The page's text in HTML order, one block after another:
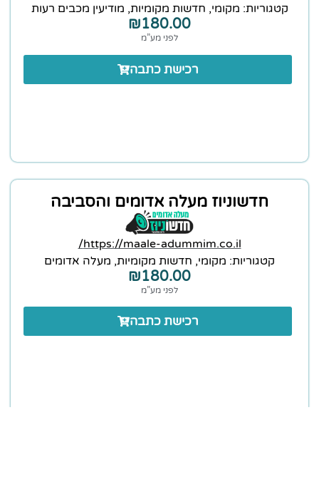
קטגוריות: מקומי, חדשות מקומיות, מודיעין מכבים רעות
₪180.00
לפני מע”מ
רכישת כתבה
חדשוניוז מעלה אדומים והסביבה
https://maale-adummim.co.il/
קטגוריות: מקומי, חדשות מקומיות, מעלה אדומים
₪180.00
לפני מע”מ
רכישת כתבה